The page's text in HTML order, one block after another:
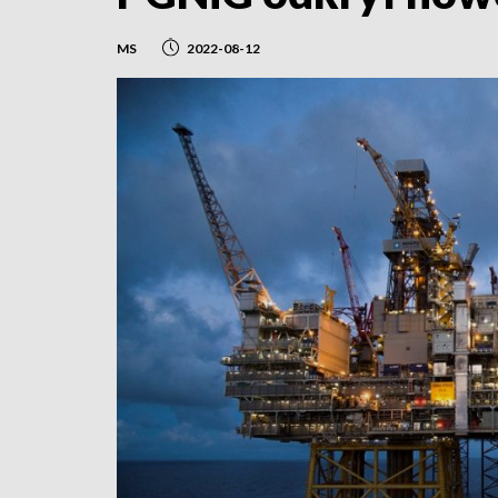
MS 2022-08-12